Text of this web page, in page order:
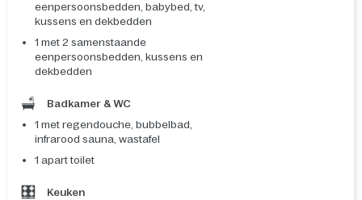
eenpersoonsbedden, babybed, tv,
kussens en dekbedden
1 met 2 samenstaande
eenpersoonsbedden, kussens en
dekbedden
Badkamer & WC
1 met regendouche, bubbelbad,
infrarood sauna, wastafel
1 apart toilet
Keuken